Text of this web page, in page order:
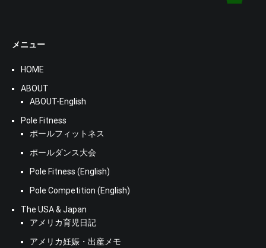
メニュー
HOME
ABOUT
ABOUT-English
Pole Fitness
ポールフィットネス
ポールダンス大会
Pole Fitness (English)
Pole Competition (English)
The USA & Japan
アメリカ育児日記
アメリカ妊娠・出産メモ